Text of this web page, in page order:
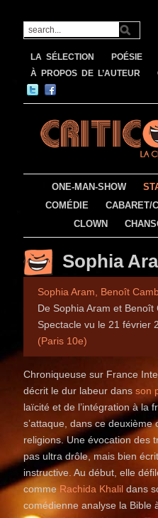
LA SÉLECTION POÉSIE
À PROPOS DE L’AUTEUR
ONE-MAN-SHOW
COMÉDIE
CABARET/
CLOWN
Sophia
Sophia Aram, Benoît
De Sophia Aram et Benoît
Spectacle vu le 21 février
(Paris 10e)
Chroniqueuse sur France
décrit le dur labeur dansson
laïcité et de l’intégration à la
s’attaque, dans ce deuxième
religions. Une évocation des
pas ultra drôle, mais bien
instructive. Au début, elle
comme Rachida Khalildans
comédienne analyse la Bible